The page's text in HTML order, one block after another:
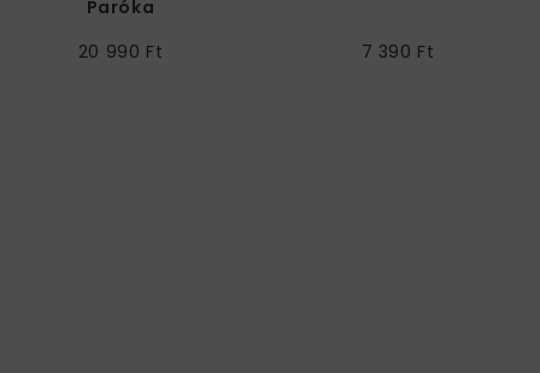
Paróka
20 990 Ft
7 390 Ft